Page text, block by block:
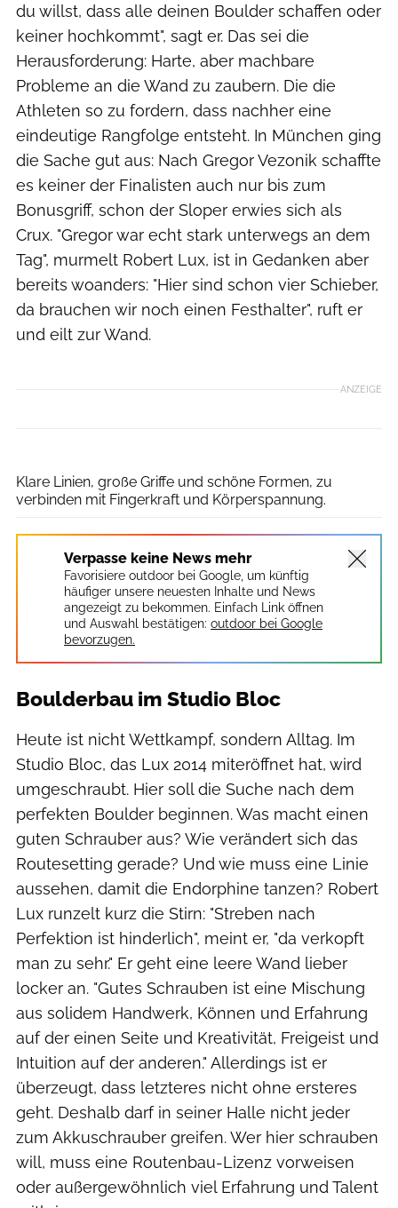
du willst, dass alle deinen Boulder schaffen oder
keiner hochkommt", sagt er. Das sei die
Herausforderung: Harte, aber machbare
Probleme an die Wand zu zaubern. Die die
Athleten so zu fordern, dass nachher eine
eindeutige Rangfolge entsteht. In München ging
die Sache gut aus: Nach Gregor Vezonik schaffte
es keiner der Finalisten auch nur bis zum
Bonusgriff, schon der Sloper erwies sich als
Crux. "Gregor war echt stark unterwegs an dem
Tag", murmelt Robert Lux, ist in Gedanken aber
bereits woanders: "Hier sind schon vier Schieber,
da brauchen wir noch einen Festhalter", ruft er
und eilt zur Wand.
ANZEIGE
Klare Linien, große Griffe und schöne Formen, zu
verbinden mit Fingerkraft und Körperspannung.
Verpasse keine News mehr
Favorisiere outdoor bei Google, um künftig
häufiger unsere neuesten Inhalte und News
angezeigt zu bekommen. Einfach Link öffnen
und Auswahl bestätigen: outdoor bei Google
bevorzugen.
Boulderbau im Studio Bloc
Heute ist nicht Wettkampf, sondern Alltag. Im
Studio Bloc, das Lux 2014 miteröffnet hat, wird
umgeschraubt. Hier soll die Suche nach dem
perfekten Boulder beginnen. Was macht einen
guten Schrauber aus? Wie verändert sich das
Routesetting gerade? Und wie muss eine Linie
aussehen, damit die Endorphine tanzen? Robert
Lux runzelt kurz die Stirn: "Streben nach
Perfektion ist hinderlich", meint er, "da verkopft
man zu sehr." Er geht eine leere Wand lieber
locker an. "Gutes Schrauben ist eine Mischung
aus solidem Handwerk, Können und Erfahrung
auf der einen Seite und Kreativität, Freigeist und
Intuition auf der anderen." Allerdings ist er
überzeugt, dass letzteres nicht ohne ersteres
geht. Deshalb darf in seiner Halle nicht jeder
zum Akkuschrauber greifen. Wer hier schrauben
will, muss eine Routenbau-Lizenz vorweisen
oder außergewöhnlich viel Erfahrung und Talent